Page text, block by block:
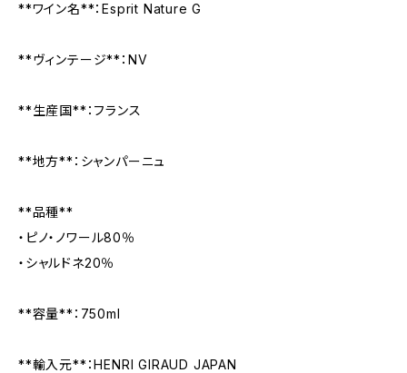
**ワイン名**：Esprit Nature G
**ヴィンテージ**：NV
**生産国**：フランス
**地方**：シャンパーニュ
**品種**
・ピノ・ノワール80％
・シャルドネ20％
**容量**：750ml
**輸入元**：HENRI GIRAUD JAPAN